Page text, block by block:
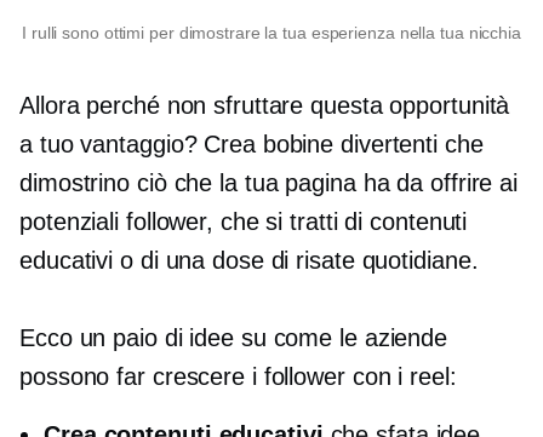
I rulli sono ottimi per dimostrare la tua esperienza nella tua nicchia
Allora perché non sfruttare questa opportunità
a tuo vantaggio? Crea bobine divertenti che
dimostrino ciò che la tua pagina ha da offrire ai
potenziali follower, che si tratti di contenuti
educativi o di una dose di risate quotidiane.
Ecco un paio di idee su come le aziende
possono far crescere i follower con i reel: